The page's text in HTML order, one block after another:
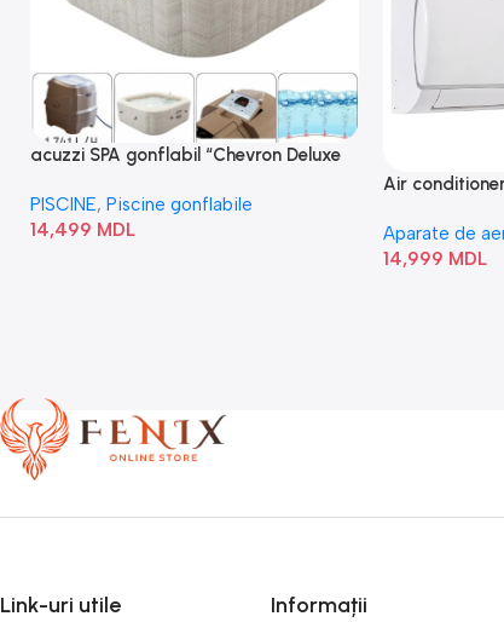
acuzzi SPA gonflabil “Chevron Deluxe
PISCINE, Piscine gonflabile
14,499 MDL
Air
Aparate de
14,999 MDL
Link-uri utile Informații